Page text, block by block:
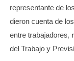
representante de
dieron cuenta de
entre trabajadores,
del Trabajo y